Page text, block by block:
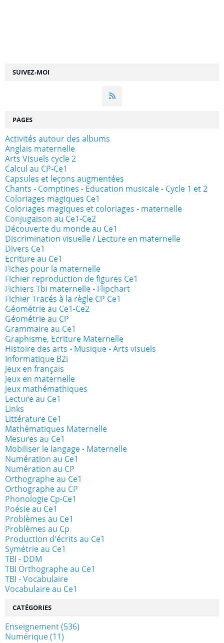
SUIVEZ-MOI
PAGES
Activités autour des albums
Anglais maternelle
Arts Visuels cycle 2
Calcul au CP-Ce1
Capsules et leçons augmentées
Chants - Comptines - Education musicale - Cycle 1 et 2
Coloriages magiques Ce1
Coloriages magiques et coloriages - maternelle
Conjugaison au Ce1-Ce2
Découverte du monde au Ce1
Discrimination visuelle / Lecture en maternelle
Divers Ce1
Ecriture au Ce1
Fiches pour la maternelle
Fichier reproduction de figures Ce1
Fichiers Tbi maternelle - Flipchart
Fichier Tracés à la règle CP Ce1
Géométrie au Ce1-Ce2
Géométrie au CP
Grammaire au Ce1
Graphisme, Ecriture Maternelle
Histoire des arts - Musique - Arts visuels
Informatique B2i
Jeux en français
Jeux en maternelle
Jeux mathémathiques
Lecture au Ce1
Links
Littérature Ce1
Mathématiques Maternelle
Mesures au Ce1
Mobiliser le langage - Maternelle
Numération au Ce1
Numération au CP
Orthographe au Ce1
Orthographe au CP
Phonologie Cp-Ce1
Poésie au Ce1
Problèmes au Ce1
Problèmes au Cp
Production d'écrits au Ce1
Symétrie au Ce1
TBI - DDM
TBI Orthographe au Ce1
TBI - Vocabulaire
Vocabulaire au Ce1
CATÉGORIES
Enseignement(536)
Numérique(11)